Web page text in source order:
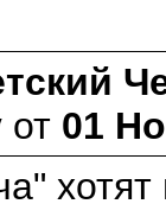
от 01